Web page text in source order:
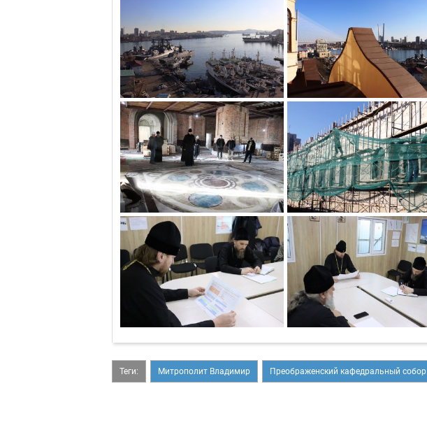
Теги: Митрополит Владимир Преображенский кафедральный собор